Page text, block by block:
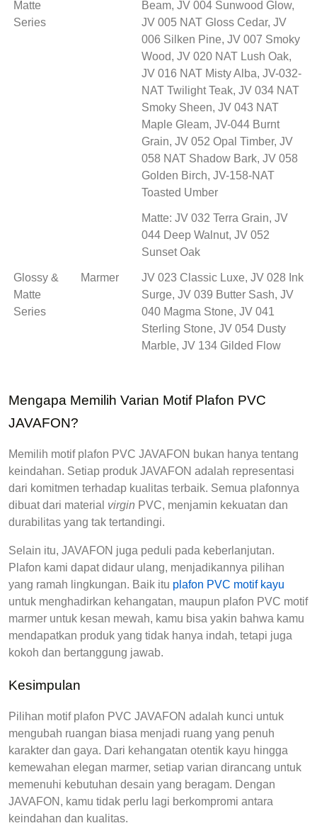
Matte
Series
Beam, JV 004 Sunwood Glow,
JV 005 NAT Gloss Cedar, JV
006 Silken Pine, JV 007 Smoky
Wood, JV 020 NAT Lush Oak,
JV 016 NAT Misty Alba, JV-032-
NAT Twilight Teak, JV 034 NAT
Smoky Sheen, JV 043 NAT
Maple Gleam, JV-044 Burnt
Grain, JV 052 Opal Timber, JV
058 NAT Shadow Bark, JV 058
Golden Birch, JV-158-NAT
Toasted Umber
Matte: JV 032 Terra Grain, JV
044 Deep Walnut, JV 052
Sunset Oak
Glossy &
Matte
Series
Marmer JV 023 Classic Luxe, JV 028 Ink
Surge, JV 039 Butter Sash, JV
040 Magma Stone, JV 041
Sterling Stone, JV 054 Dusty
Marble, JV 134 Gilded Flow
Mengapa Memilih Varian Motif Plafon PVC
JAVAFON?
Memilih motif plafon PVC JAVAFON bukan hanya tentang
keindahan. Setiap produk JAVAFON adalah representasi
dari komitmen terhadap kualitas terbaik. Semua plafonnya
dibuat dari material virgin PVC, menjamin kekuatan dan
durabilitas yang tak tertandingi.
Selain itu, JAVAFON juga peduli pada keberlanjutan.
Plafon kami dapat didaur ulang, menjadikannya pilihan
yang ramah lingkungan. Baik itu plafon PVC motif kayu
untuk menghadirkan kehangatan, maupun plafon PVC motif
marmer untuk kesan mewah, kamu bisa yakin bahwa kamu
mendapatkan produk yang tidak hanya indah, tetapi juga
kokoh dan bertanggung jawab.
Kesimpulan
Pilihan motif plafon PVC JAVAFON adalah kunci untuk
mengubah ruangan biasa menjadi ruang yang penuh
karakter dan gaya. Dari kehangatan otentik kayu hingga
kemewahan elegan marmer, setiap varian dirancang untuk
memenuhi kebutuhan desain yang beragam. Dengan
JAVAFON, kamu tidak perlu lagi berkompromi antara
keindahan dan kualitas.